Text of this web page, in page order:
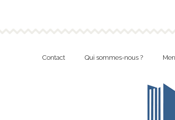
Contact Qui sommes-nous ?